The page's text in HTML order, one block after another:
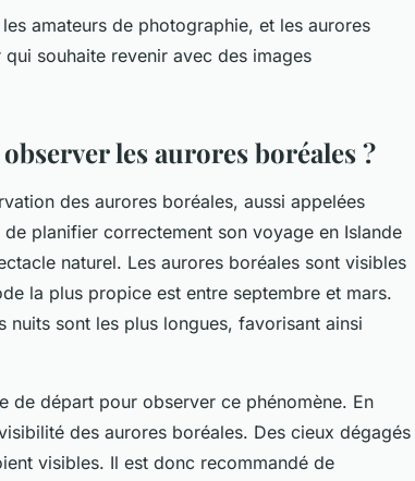
amateurs de photographie, et les aurores
souhaite revenir avec des images
les aurores boréales ?
des aurores boréales, aussi appelées
planifier correctement son voyage en Islande
naturel. Les aurores boréales sont visibles
la plus propice est entre septembre et mars.
sont les plus longues, favorisant ainsi
de départ pour observer ce phénomène. En
des aurores boréales. Des cieux dégagés
visibles. Il est donc recommandé de